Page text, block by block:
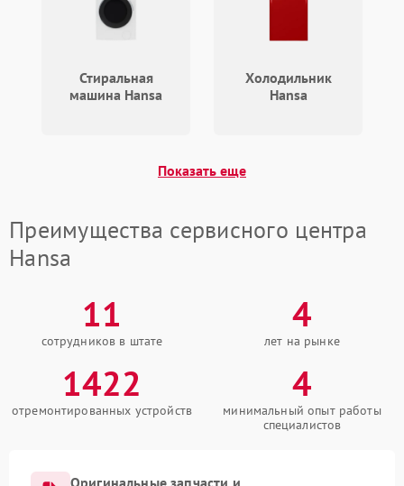
Стиральная
машина Hansa
Холодильник
Hansa
Показать еще
Преимущества сервисного центра
Hansa
11
сотрудников в штате
4
лет на рынке
1422
отремонтированных устройств
4
минимальный опыт работы
специалистов
Оригинальные запчасти и